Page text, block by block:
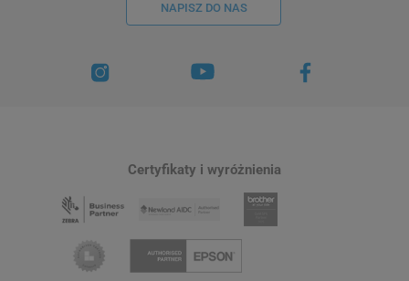
NAPISZ DO NAS
Certyfikaty i wyróżnienia